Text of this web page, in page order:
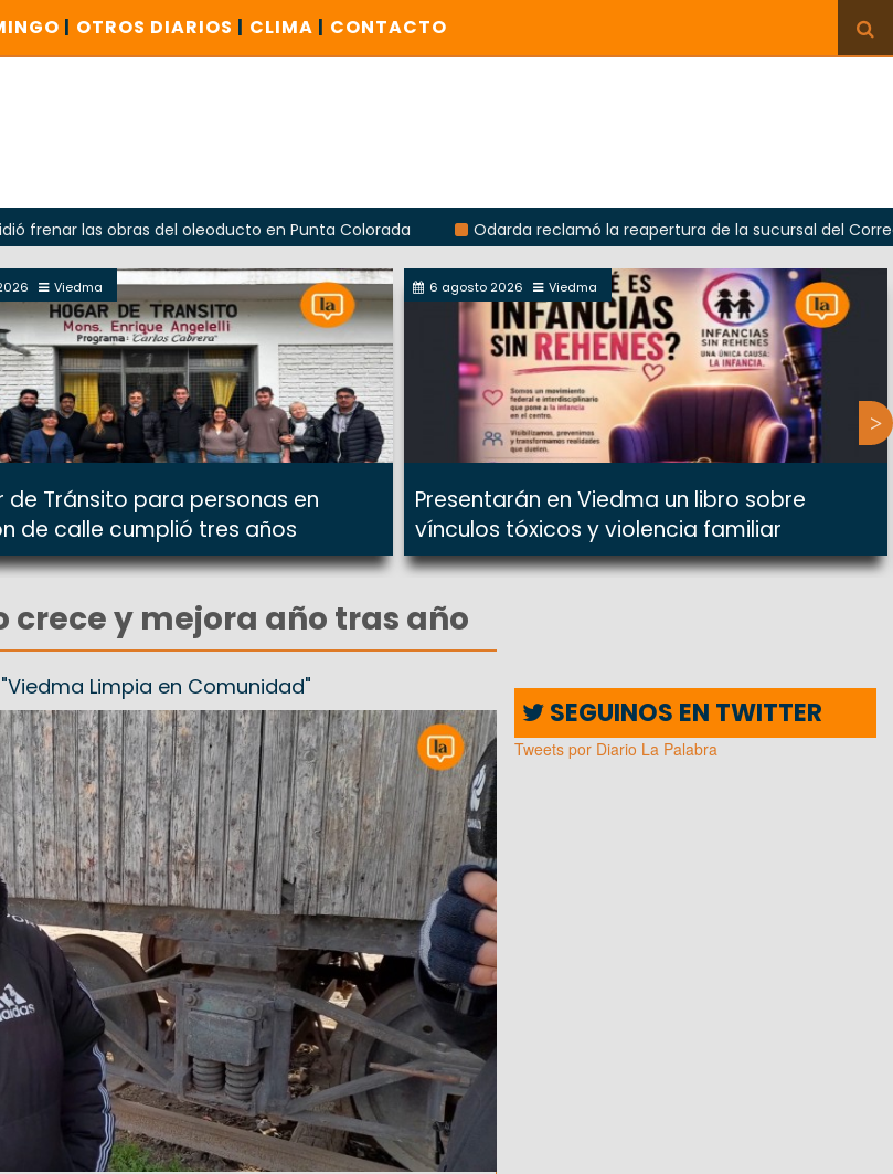
| OTROS DIARIOS | CLIMA | CONTACTO
obras del oleoducto en Punta Colorada
Odarda reclamó la reapertura de la sucursal del Correo
Viedma
de Tránsito para personas en
de calle cumplió tres años
6 agosto 2026 Viedma
Presentarán en Viedma un libro sobre
vínculos tóxicos y violencia familiar
crece y mejora año tras año
Limpia en Comunidad"
SEGUINOS EN TWITTER
Tweets por Diario La Palabra